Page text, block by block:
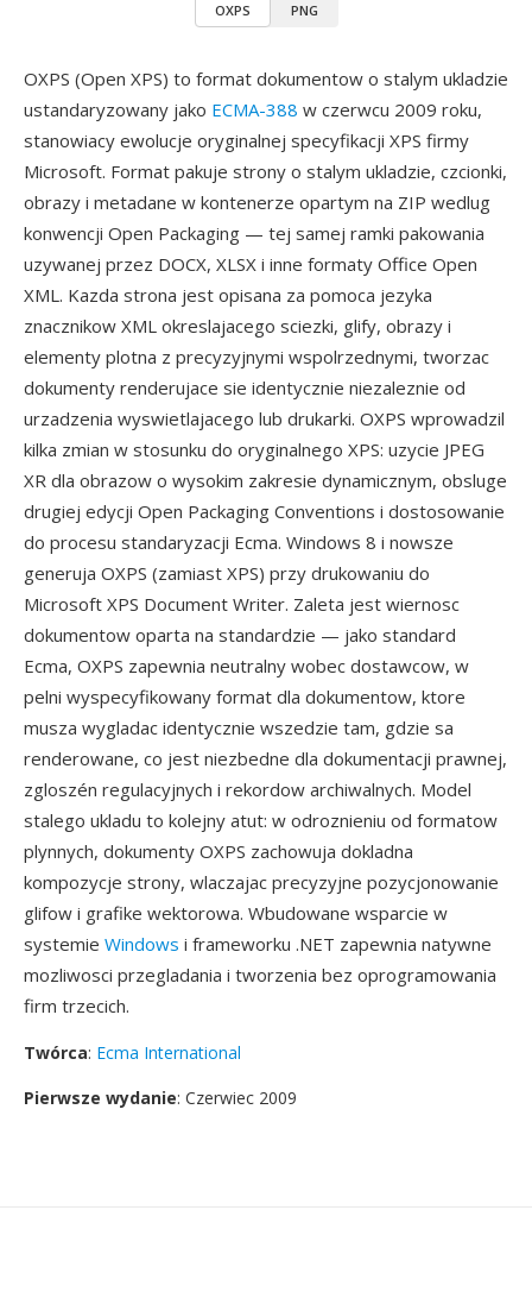
OXPS PNG
OXPS (Open XPS) to format dokumentow o stalym ukladzie
ustandaryzowany jako ECMA-388 w czerwcu 2009 roku,
stanowiacy ewolucje oryginalnej specyfikacji XPS firmy
Microsoft. Format pakuje strony o stalym ukladzie, czcionki,
obrazy i metadane w kontenerze opartym na ZIP wedlug
konwencji Open Packaging — tej samej ramki pakowania
uzywanej przez DOCX, XLSX i inne formaty Office Open
XML. Kazda strona jest opisana za pomoca jezyka
znacznikow XML okreslajacego sciezki, glify, obrazy i
elementy plotna z precyzyjnymi wspolrzednymi, tworzac
dokumenty renderujace sie identycznie niezaleznie od
urzadzenia wyswietlajacego lub drukarki. OXPS wprowadzil
kilka zmian w stosunku do oryginalnego XPS: uzycie JPEG
XR dla obrazow o wysokim zakresie dynamicznym, obsluge
drugiej edycji Open Packaging Conventions i dostosowanie
do procesu standaryzacji Ecma. Windows 8 i nowsze
generuja OXPS (zamiast XPS) przy drukowaniu do
Microsoft XPS Document Writer. Zaleta jest wiernosc
dokumentow oparta na standardzie — jako standard
Ecma, OXPS zapewnia neutralny wobec dostawcow, w
pelni wyspecyfikowany format dla dokumentow, ktore
musza wygladac identycznie wszedzie tam, gdzie sa
renderowane, co jest niezbedne dla dokumentacji prawnej,
zgloszén regulacyjnych i rekordow archiwalnych. Model
stalego ukladu to kolejny atut: w odroznieniu od formatow
plynnych, dokumenty OXPS zachowuja dokladna
kompozycje strony, wlaczajac precyzyjne pozycjonowanie
glifow i grafike wektorowa. Wbudowane wsparcie w
systemie Windows i frameworku .NET zapewnia natywne
mozliwosci przegladania i tworzenia bez oprogramowania
firm trzecich.
Twórca: Ecma International
Pierwsze wydanie: Czerwiec 2009